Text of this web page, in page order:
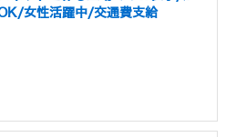
女性活躍中/交通費支給